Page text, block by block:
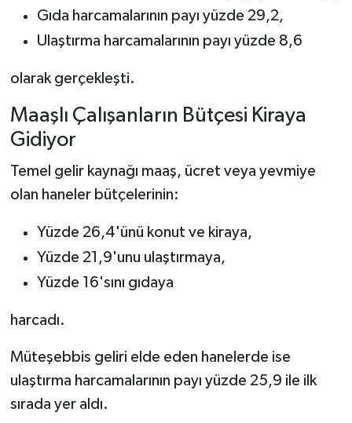
Gıda harcamalarının payı yüzde 29,2,
Ulaştırma harcamalarının payı yüzde 8,6
olarak gerçekleşti.
Maaşlı Çalışanların Bütçesi Kiraya
Gidiyor
Temel gelir kaynağı maaş, ücret veya yevmiye
olan haneler bütçelerinin:
Yüzde 26,4'ünü konut ve kiraya,
Yüzde 21,9'unu ulaştırmaya,
Yüzde 16'sını gıdaya
harcadı.
Müteşebbis geliri elde eden hanelerde ise
ulaştırma harcamalarının payı yüzde 25,9 ile ilk
sırada yer aldı.